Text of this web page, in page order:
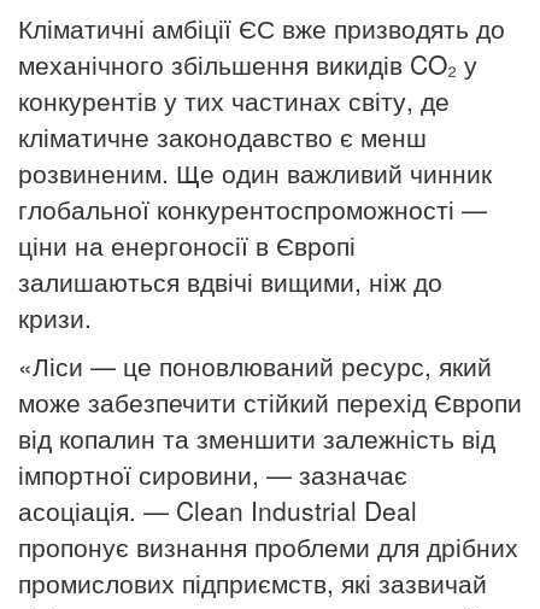
Кліматичні амбіції ЄС вже призводять до
механічного збільшення викидів CO₂ у
конкурентів у тих частинах світу, де
кліматичне законодавство є менш
розвиненим. Ще один важливий чинник
глобальної конкурентоспроможності —
ціни на енергоносії в Європі
залишаються вдвічі вищими, ніж до
кризи.
«Ліси — це поновлюваний ресурс, який
може забезпечити стійкий перехід Європи
від копалин та зменшити залежність від
імпортної сировини, — зазначає
асоціація. — Clean Industrial Deal
пропонує визнання проблеми для дрібних
промислових підприємств, які зазвичай